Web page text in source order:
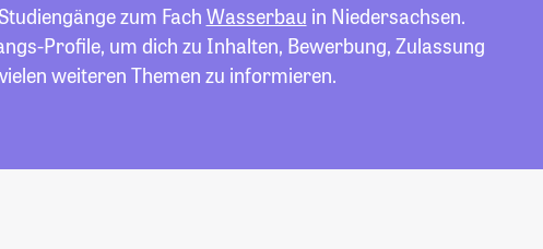
zum Fach Wasserbau in Niedersachsen.
Profile, um dich zu Inhalten, Bewerbung, Zulassung
weiteren Themen zu informieren.